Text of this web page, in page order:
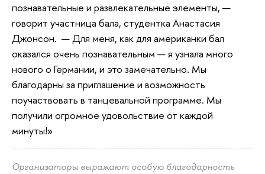
познавательные и развлекательные элементы, —
говорит участница бала, студентка Анастасия
Джонсон. — Для меня, как для американки бал
оказался очень познавательным — я узнала много
нового о Германии, и это замечательно. Мы
благодарны за приглашение и возможность
поучаствовать в танцевальной программе. Мы
получили огромное удовольствие от каждой
минуты!»
Организаторы выражают особую благодарность